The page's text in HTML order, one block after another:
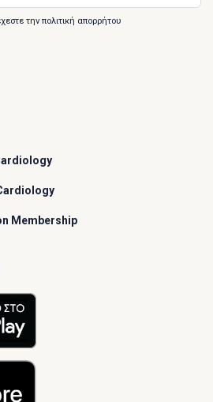
την πολιτική απορρήτου
Membership